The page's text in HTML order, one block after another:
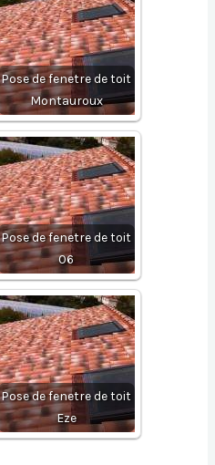
Pose de fenetre de toit
Montauroux
Pose de fenetre de toit
06
Pose de fenetre de toit
Eze